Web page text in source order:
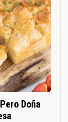
Doña